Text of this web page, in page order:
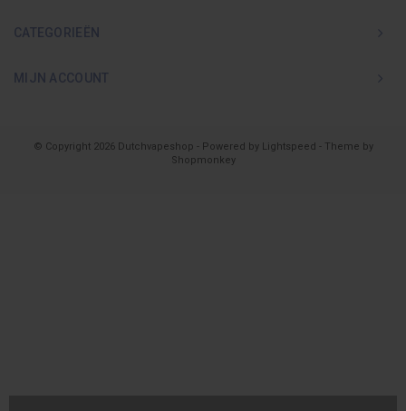
CATEGORIEËN
MIJN ACCOUNT
© Copyright 2026 Dutchvapeshop - Powered by Lightspeed - Theme by
Shopmonkey